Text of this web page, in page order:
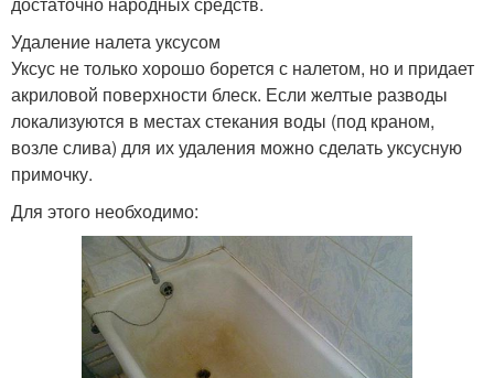
Удаление налета уксусом
Уксус не только хорошо борется с налетом, но и придает
акриловой поверхности блеск. Если желтые разводы
локализуются в местах стекания воды (под краном,
возле слива) для их удаления можно сделать уксусную
примочку.
Для этого необходимо: